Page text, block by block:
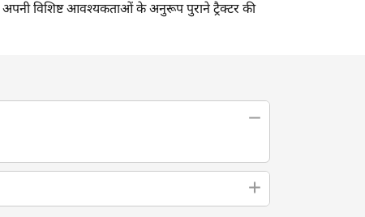
विशिष्ट आवश्यकताओं के अनुरूप पुराने ट्रैक्टर की